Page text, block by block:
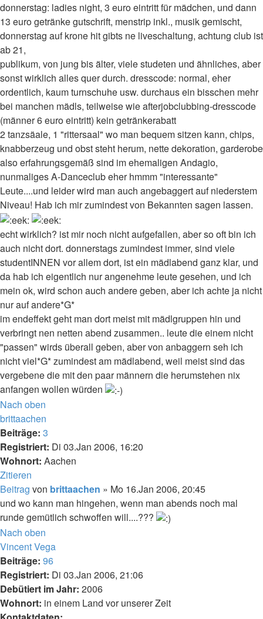
donnerstag: ladies night, 3 euro eintritt für mädchen, und dann
13 euro getränke gutschrift, menstrip inkl., musik gemischt,
donnerstag auf krone hit gibts ne liveschaltung, achtung club ist
ab 21,
publikum, von jung bis älter, viele studeten und ähnliches, aber
sonst wirklich alles quer durch. dresscode: normal, eher
ordentlich, kaum turnschuhe usw. durchaus ein bisschen mehr
bei manchen mädls, teilweise wie afterjobclubbing-dresscode
(männer 6 euro eintritt) kein getränkerabatt
2 tanzsäale, 1 "rittersaal" wo man bequem sitzen kann, chips,
knabberzeug und obst steht herum, nette dekoration, garderobe
also erfahrungsgemäß sind im ehemaligen Andagio,
nunmaliges A-Danceclub eher hmmm "interessante"
Leute....und leider wird man auch angebaggert auf niederstem
Niveau! Hab ich mir zumindest von Bekannten sagen lassen.
echt wirklich? ist mir noch nicht aufgefallen, aber so oft bin ich
auch nicht dort. donnerstags zumindest immer, sind viele
studentINNEN vor allem dort, ist ein mädlabend ganz klar, und
da hab ich eigentlich nur angenehme leute gesehen, und ich
mein ok, wird schon auch andere geben, aber ich achte ja nicht
nur auf andere*G*
im endeffekt geht man dort meist mit mädlgruppen hin und
verbringt nen netten abend zusammen.. leute die einem nicht
"passen" wirds überall geben, aber von anbaggern seh ich
nicht viel*G* zumindest am mädlabend, weil meist sind das
vergebene die mit den paar männern die herumstehen nix
anfangen wollen würden
Nach oben
brittaachen
Beiträge: 3
Registriert: Di 03.Jan 2006, 16:20
Wohnort: Aachen
Zitieren
Beitrag von brittaachen » Mo 16.Jan 2006, 20:45
und wo kann man hingehen, wenn man abends noch mal
runde gemütlich schwoffen will....???
Nach oben
Vincent Vega
Beiträge: 96
Registriert: Di 03.Jan 2006, 21:06
Debütiert im Jahr: 2006
Wohnort: in einem Land vor unserer Zeit